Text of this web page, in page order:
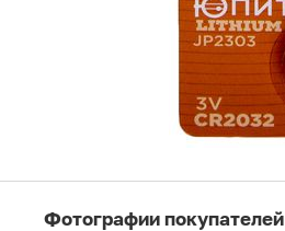
Фотографии покупателей